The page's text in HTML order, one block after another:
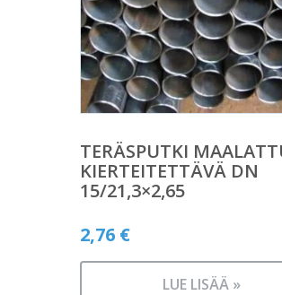
TERÄSPUTKI
KIERTEITETTÄVÄ DN
15/21,3×2,65
2,76 €
LUE LISÄÄ »